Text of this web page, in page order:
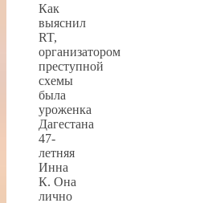
Как
выяснил
RT,
организатором
преступной
схемы
была
уроженка
Дагестана
47-
летняя
Инна
К. Она
лично